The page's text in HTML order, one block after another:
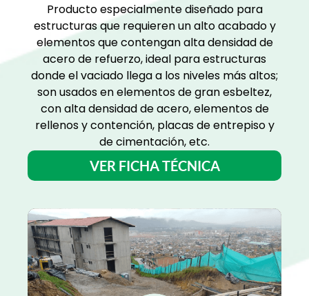
Producto especialmente diseñado para
estructuras que requieren un alto acabado y
elementos que contengan alta densidad de
acero de refuerzo, ideal para estructuras
donde el vaciado llega a los niveles más altos;
son usados en elementos de gran esbeltez,
con alta densidad de acero, elementos de
rellenos y contención, placas de entrepiso y
de cimentación, etc.
VER FICHA TÉCNICA